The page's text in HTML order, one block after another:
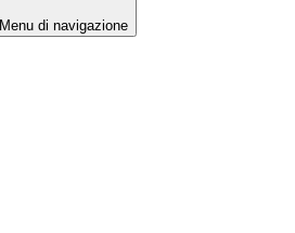
Menu di navigazione